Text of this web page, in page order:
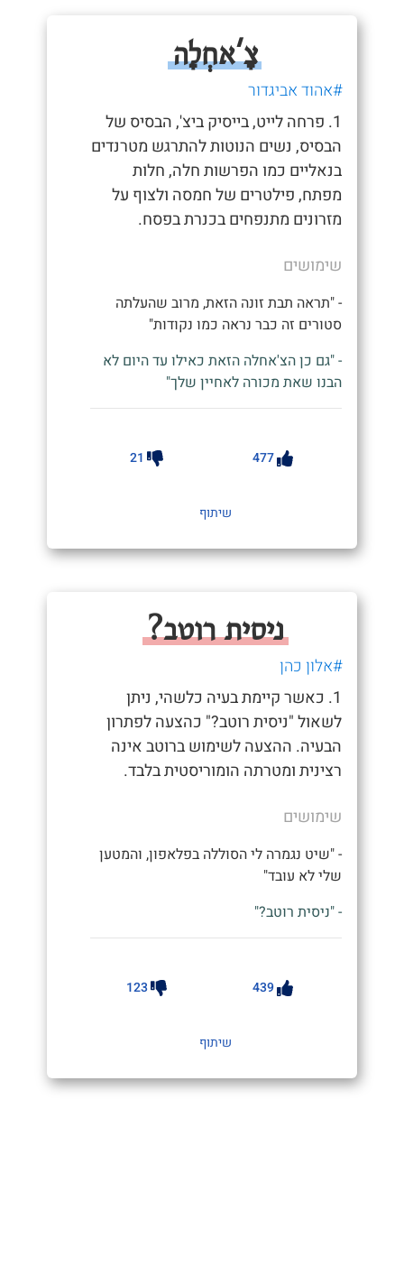
צָ'אחְלָה
#אהוד אביגדור
1. פרחה לייט, בייסיק ביצ', הבסיס של
הבסיס, נשים הנוטות להתרגש מטרנדים
בנאליים כמו הפרשות חלה, חלות
מפתח, פילטרים של חמסה ולצוף על
מזרונים מתנפחים בכנרת בפסח.
שימושים
- "תראה תבת זונה הזאת, מרוב שהעלתה
סטורים זה כבר נראה כמו נקודות"
- "גם כן הצ'אחלה הזאת כאילו עד היום לא
הבנו שאת מכורה לאחיין שלך"
477
21
שיתוף
ניסית רוטב?
#אלון כהן
1. כאשר קיימת בעיה כלשהי, ניתן
לשאול "ניסית רוטב?" כהצעה לפתרון
הבעיה. ההצעה לשימוש ברוטב אינה
רצינית ומטרתה הומוריסטית בלבד.
שימושים
- "שיט נגמרה לי הסוללה בפלאפון, והמטען
שלי לא עובד"
- "ניסית רוטב?"
439
123
שיתוף